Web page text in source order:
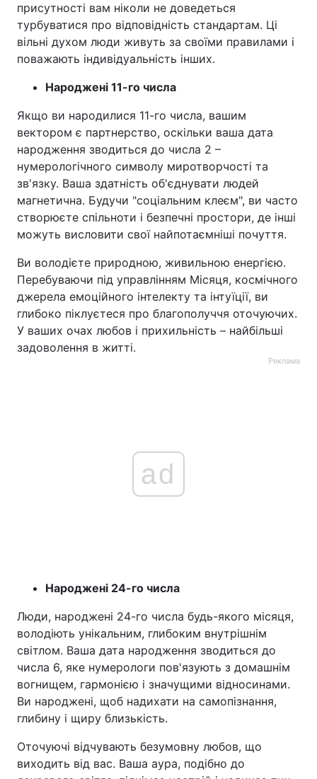
присутності вам ніколи не доведеться
турбуватися про відповідність стандартам. Ці
вільні духом люди живуть за своїми правилами і
поважають індивідуальність інших.
Народжені 11-го числа
Якщо ви народилися 11-го числа, вашим
вектором є партнерство, оскільки ваша дата
народження зводиться до числа 2 –
нумерологічного символу миротворчості та
зв'язку. Ваша здатність об'єднувати людей
магнетична. Будучи "соціальним клеєм", ви часто
створюєте спільноти і безпечні простори, де інші
можуть висловити свої найпотаємніші почуття.
Ви володієте природною, живильною енергією.
Перебуваючи під управлінням Місяця, космічного
джерела емоційного інтелекту та інтуїції, ви
глибоко піклуєтеся про благополуччя оточуючих.
У ваших очах любов і прихильність – найбільші
задоволення в житті.
Реклама
ad
Народжені 24-го числа
Люди, народжені 24-го числа будь-якого місяця,
володіють унікальним, глибоким внутрішнім
світлом. Ваша дата народження зводиться до
числа 6, яке нумерологи пов'язують з домашнім
вогнищем, гармонією і значущими відносинами.
Ви народжені, щоб надихати на самопізнання,
глибину і щиру близькість.
Оточуючі відчувають безумовну любов, що
виходить від вас. Ваша аура, подібно до